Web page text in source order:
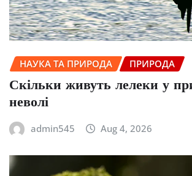
НАУКА ТА ПРИРОДА ПРИРОДА
Скільки живуть лелеки у
неволі
admin545 Aug 4, 2026